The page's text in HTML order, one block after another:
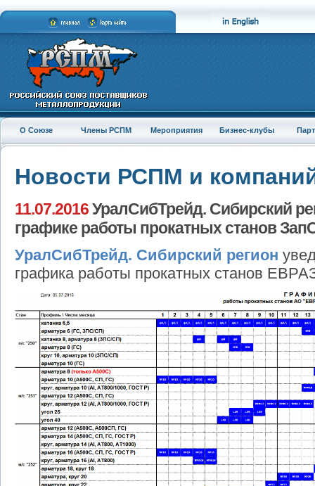
О Союзе Члены РСПМ Мероприятия Бизнес-клубы
Новости РСПМ и
11.07.2016УралСибТрейд. Сибирский
графике работы прокатных станов
УралСибТрейд. Сибирский регион
графика работы прокатных станов